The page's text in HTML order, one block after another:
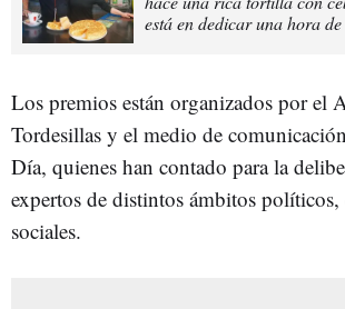
está en dedicar una hora
Los premios están organizados por el
Tordesillas y el medio de
Día, quienes han contado para la
expertos de distintos ámbitos políticos,
sociales.